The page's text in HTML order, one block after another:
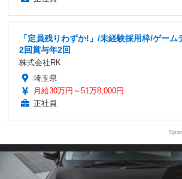
「定員残りわずか!」/未経験採用枠/ゲー
2回賞与年2回
株式会社RK
埼玉県
月給30万円～51万8,000円
正社員